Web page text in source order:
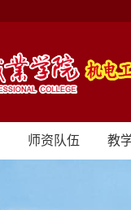
师资队伍 教